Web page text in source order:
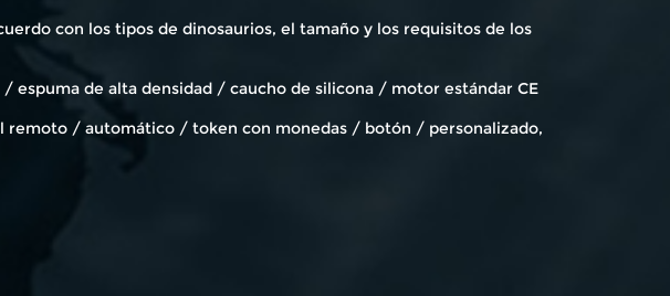
con los tipos de dinosaurios, el tamaño y los requisitos de los
espuma de alta densidad / caucho de silicona / motor estándar CE
remoto / automático / token con monedas / botón / personalizado,